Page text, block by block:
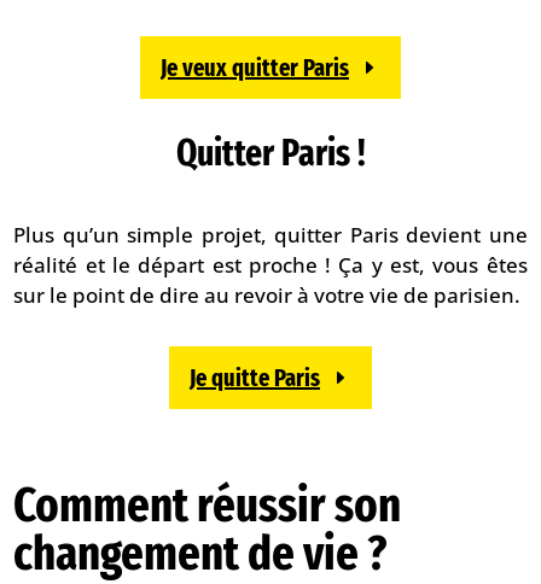
Je veux quitter Paris
Quitter Paris !
Plus qu’un simple projet, quitter Paris devient une
réalité et le départ est proche ! Ça y est, vous êtes
sur le point de dire au revoir à votre vie de parisien.
Je quitte Paris
Comment réussir son
changement de vie ?